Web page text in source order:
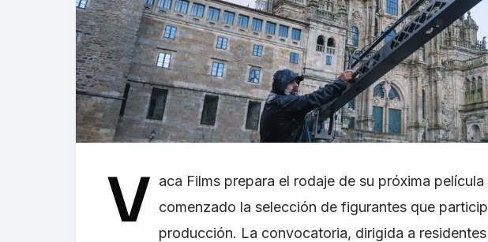
V aca Films prepara el rodaje de su próxima
comenzado la selección de figurantes que
producción. La convocatoria, dirigida a